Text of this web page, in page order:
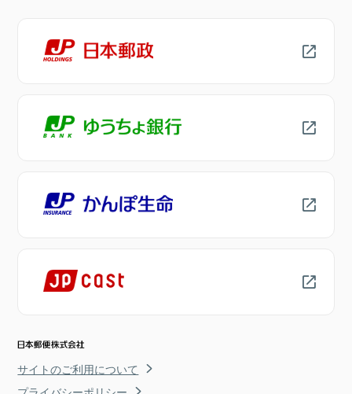
サイトのご利用について